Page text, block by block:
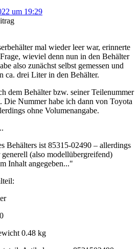
um 19:29
mal wieder leer war, erinnerte
wieviel denn nun in den Behälter
also zunächst selbst gemessen und
ca. drei Liter in den Behälter.
dem Behälter bzw. seiner Teilenummer
Die Nummer habe ich dann von Toyota
ohne Volumenangabe.
Behälters ist 85315-02490 – allerdings
(also modellübergreifend)
Inhalt angegeben..."
0.48 kg